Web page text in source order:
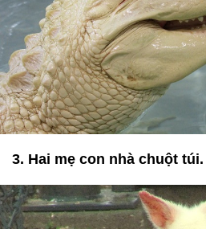
3. Hai mẹ con nhà chuột túi.